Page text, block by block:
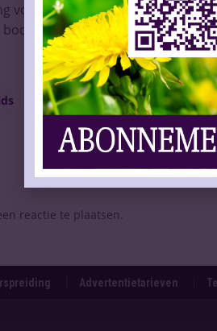
voor hun vier kleinkinderen.
de iconische wijnen moesten
veiling verzameling
reactie te plaatsen.
Advertentietarieven